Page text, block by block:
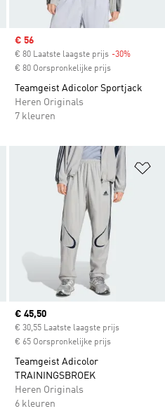
Sale price
€ 56
€ 80 Laatste laagste prijs -30%
€ 80 Oorspronkelijke prijs
Teamgeist Adicolor Sportjack
Heren Originals
7 kleuren
Op verlanglijst zetten
Current price
€ 45,50
€ 30,55 Laatste laagste prijs
€ 65 Oorspronkelijke prijs
Teamgeist Adicolor
TRAININGSBROEK
Heren Originals
6 kleuren